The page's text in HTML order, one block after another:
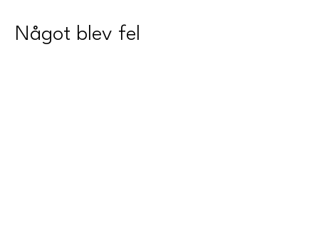
Något blev fel